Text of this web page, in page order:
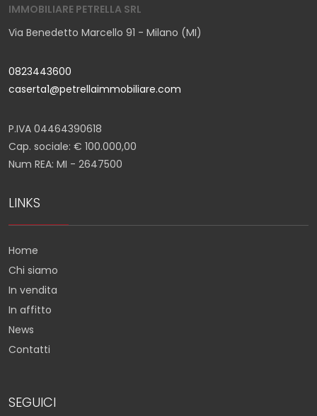
IMMOBILIARE PETRELLA SRL
Via Benedetto Marcello 91 - Milano (MI)
0823443600
caserta1@petrellaimmobiliare.com
P.IVA 04464390618
Cap. sociale: € 100.000,00
Num REA: MI - 2647500
LINKS
Home
Chi siamo
In vendita
In affitto
News
Contatti
SEGUICI